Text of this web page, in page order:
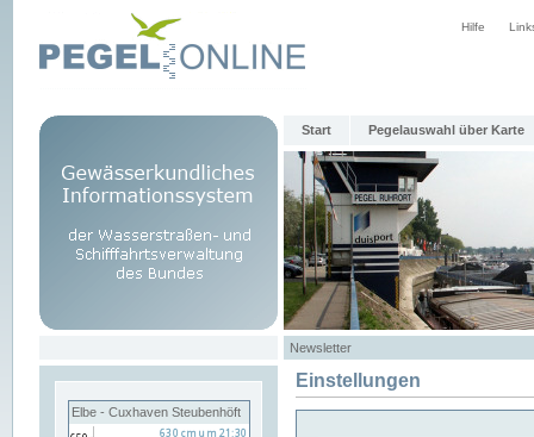
Hilfe
Start Pegelauswahl über Karte
Newsletter
Elbe - Cuxhaven Steubenhöft
Einstellungen